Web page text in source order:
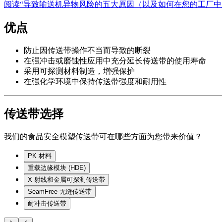
阅读“导致输送机异物风险的五大原因（以及如何在您的工厂
优点
防止因传送带操作不当而导致的断裂
在强冲击或磨蚀性应用中充分延长传送带的使用寿命
采用可探测材料制造，增强保护
在强化学环境中保持传送带强度和耐用性
传送带选择
我们的食品安全模塑传送带可在哪些方面为您带来价值？
PK 材料
重载边缘模块 (HDE)
X 射线和金属可探测传送带
SeamFree 无缝传送带
耐冲击传送带